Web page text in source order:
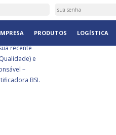
PRODUTOS LOGÍSTICA
É
recente
e
–
BSI.